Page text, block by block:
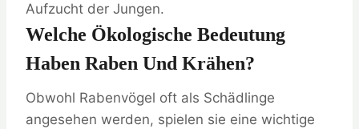
Aufzucht der Jungen.
Welche Ökologische Bedeutung
Haben Raben Und Krähen?
Obwohl Rabenvögel oft als Schädlinge
angesehen werden, spielen sie eine wichtige